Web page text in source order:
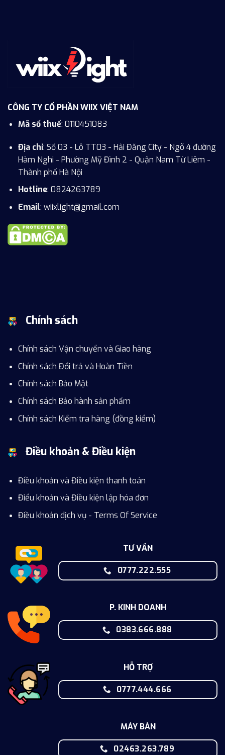
CÔNG TY CỔ PHẦN WIIX VIỆT NAM
Mã số thuế: 0110451083
Địa chỉ: Số 03 - Lô TT03 - Hải Đăng City - Ngõ 4 đường
Hàm Nghi - Phường Mỹ Đình 2 - Quận Nam Từ Liêm -
Thành phố Hà Nội
Hotline: 0824263789
Email: wiixlight@gmail.com
Chính sách
Chính sách Vận chuyển và Giao hàng
Chính sách Đổi trả và Hoàn Tiền
Chính sách Bảo Mật
Chính sách Bảo hành sản phẩm
Chính sách Kiểm tra hàng (đồng kiểm)
Điều khoản & Điều kiện
Điều khoản và Điều kiện thanh toán
Điểu khoản và Điều kiện lập hóa đơn
Điều khoản dịch vụ - Terms Of Service
TƯ VẤN
0777.222.555
P. KINH DOANH
0383.666.888
HỖ TRỢ
0777.444.666
MÁY BÀN
02463.263.789